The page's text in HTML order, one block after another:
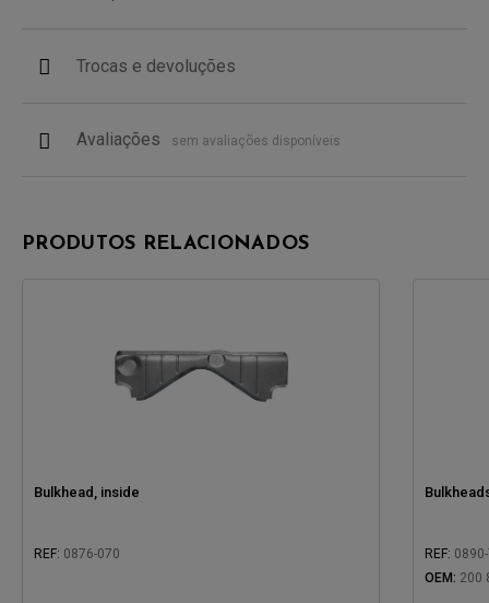
Trocas e devoluções
Avaliações sem avaliações disponíveis
PRODUTOS RELACIONADOS
Bulkhead, inside
REF: 0876-070 REF:
OEM: 200